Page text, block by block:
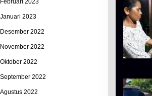
Februari 2023
Januari 2023
Desember 2022
November 2022
Oktober 2022
September 2022
Agustus 2022